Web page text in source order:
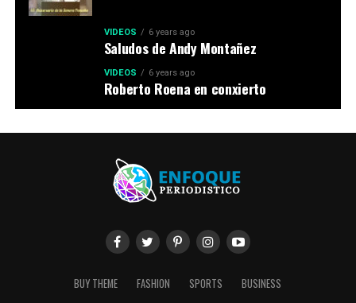
VIDEOS 6 years ago
Saludos de Andy Montañez
VIDEOS 6 years ago
Roberto Roena en conxierto
BUY THEME FASHION SPORTS BUSINESS